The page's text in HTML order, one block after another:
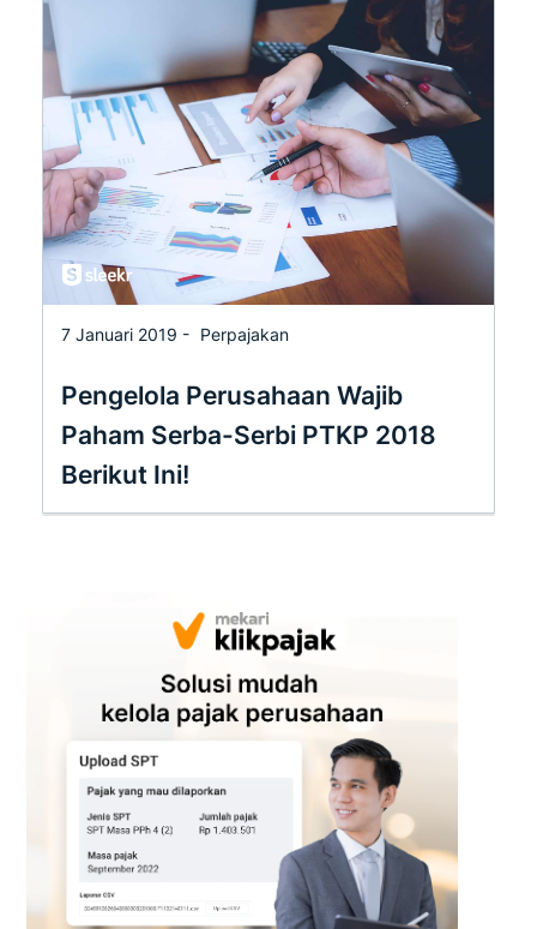
7 Januari 2019 - Perpajakan
Pengelola Perusahaan Wajib
Paham Serba-Serbi PTKP 2018
Berikut Ini!